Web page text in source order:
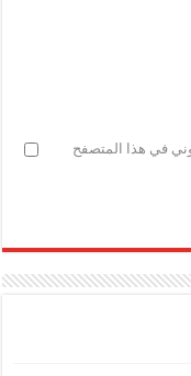
في هذا المتصفح